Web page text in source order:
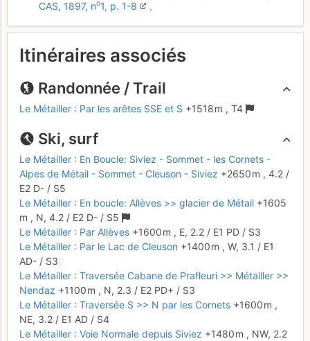
CAS, 1897, no1, p. 1-8 .
Itinéraires associés
Randonnée / Trail
Le Métailler : Par les arêtes SSE et S +1518 m , T4
Ski, surf
Le Métailler : En Boucle: Siviez - Sommet - les Cornets -
Alpes de Métail - Sommet - Cleuson - Siviez +2650 m , 4.2 /
E2 D- / S5
Le Métailler : En boucle: Allèves >> glacier de Métail +1605
m , N, 4.2 / E2 D- / S5
Le Métailler : Par Allèves +1600 m , E, 2.2 / E1 PD / S3
Le Métailler : Par le Lac de Cleuson +1400 m , W, 3.1 / E1
AD- / S3
Le Métailler : Traversée Cabane de Prafleuri >> Métailler >>
Nendaz +1100 m , N, 2.3 / E2 PD+ / S3
Le Métailler : Traversée S >> N par les Cornets +1600 m ,
NE, 3.2 / E1 AD / S4
Le Métailler : Voie Normale depuis Siviez +1480 m , NW, 2.2